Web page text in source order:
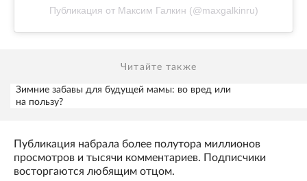
Публикация от Максим Галкин (@maxgalkinru)
Читайте также
Зимние забавы для будущей мамы: во вред или
на пользу?
Публикация набрала более полутора миллионов
просмотров и тысячи комментариев. Подписчики
восторгаются любящим отцом.